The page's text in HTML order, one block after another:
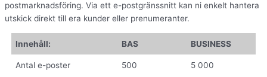
postmarknadsföring. Via ett e-postgränssnitt kan ni enkelt hantera
utskick direkt till era kunder eller prenumeranter.
Innehåll: BAS BUSINESS
Antal e-poster 500 5 000